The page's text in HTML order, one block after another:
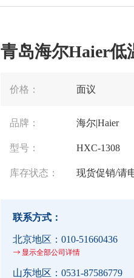
青岛海尔Haier低
价格： 面议
品牌： 海尔|Haier
型号： HXC-1308
库存状态： 现货促销/请
联系方式：
北京地区： 010-51660436
显示全部公司详情
山东地区： 0531-87586779